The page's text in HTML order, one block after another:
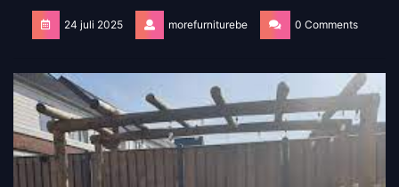
24 juli 2025 morefurniturebe 0 Comments